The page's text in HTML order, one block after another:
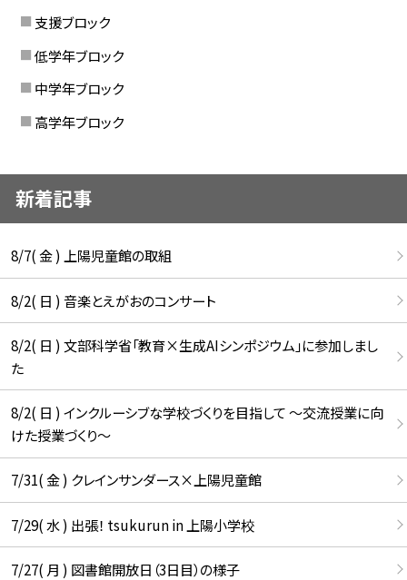
支援ブロック
低学年ブロック
中学年ブロック
高学年ブロック
新着記事
8/7( 金 ) 上陽児童館の取組
8/2( 日 ) 音楽とえがおのコンサート
8/2( 日 ) 文部科学省「教育×生成AIシンポジウム」に参加しまし
た
8/2( 日 ) インクルーシブな学校づくりを目指して ～交流授業に向
けた授業づくり～
7/31( 金 ) クレインサンダース×上陽児童館
7/29( 水 ) 出張！ tsukurun in 上陽小学校
7/27( 月 ) 図書館開放日（3日目）の様子